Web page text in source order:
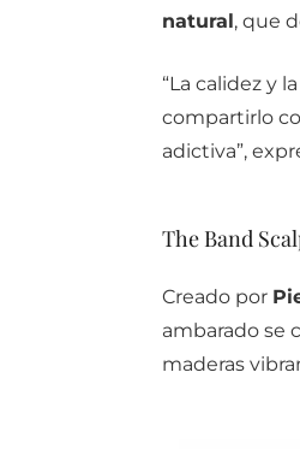
natural, que
“La calidez y
compartirlo
adictiva”,
The Band
Creado por
ambarado se
maderas